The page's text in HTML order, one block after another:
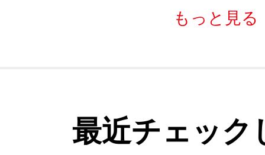
もっと見る
最近チェック